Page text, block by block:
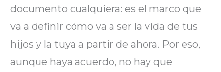
documento cualquiera: es el marco que
va a definir cómo va a ser la vida de tus
hijos y la tuya a partir de ahora. Por eso,
aunque haya acuerdo, no hay que